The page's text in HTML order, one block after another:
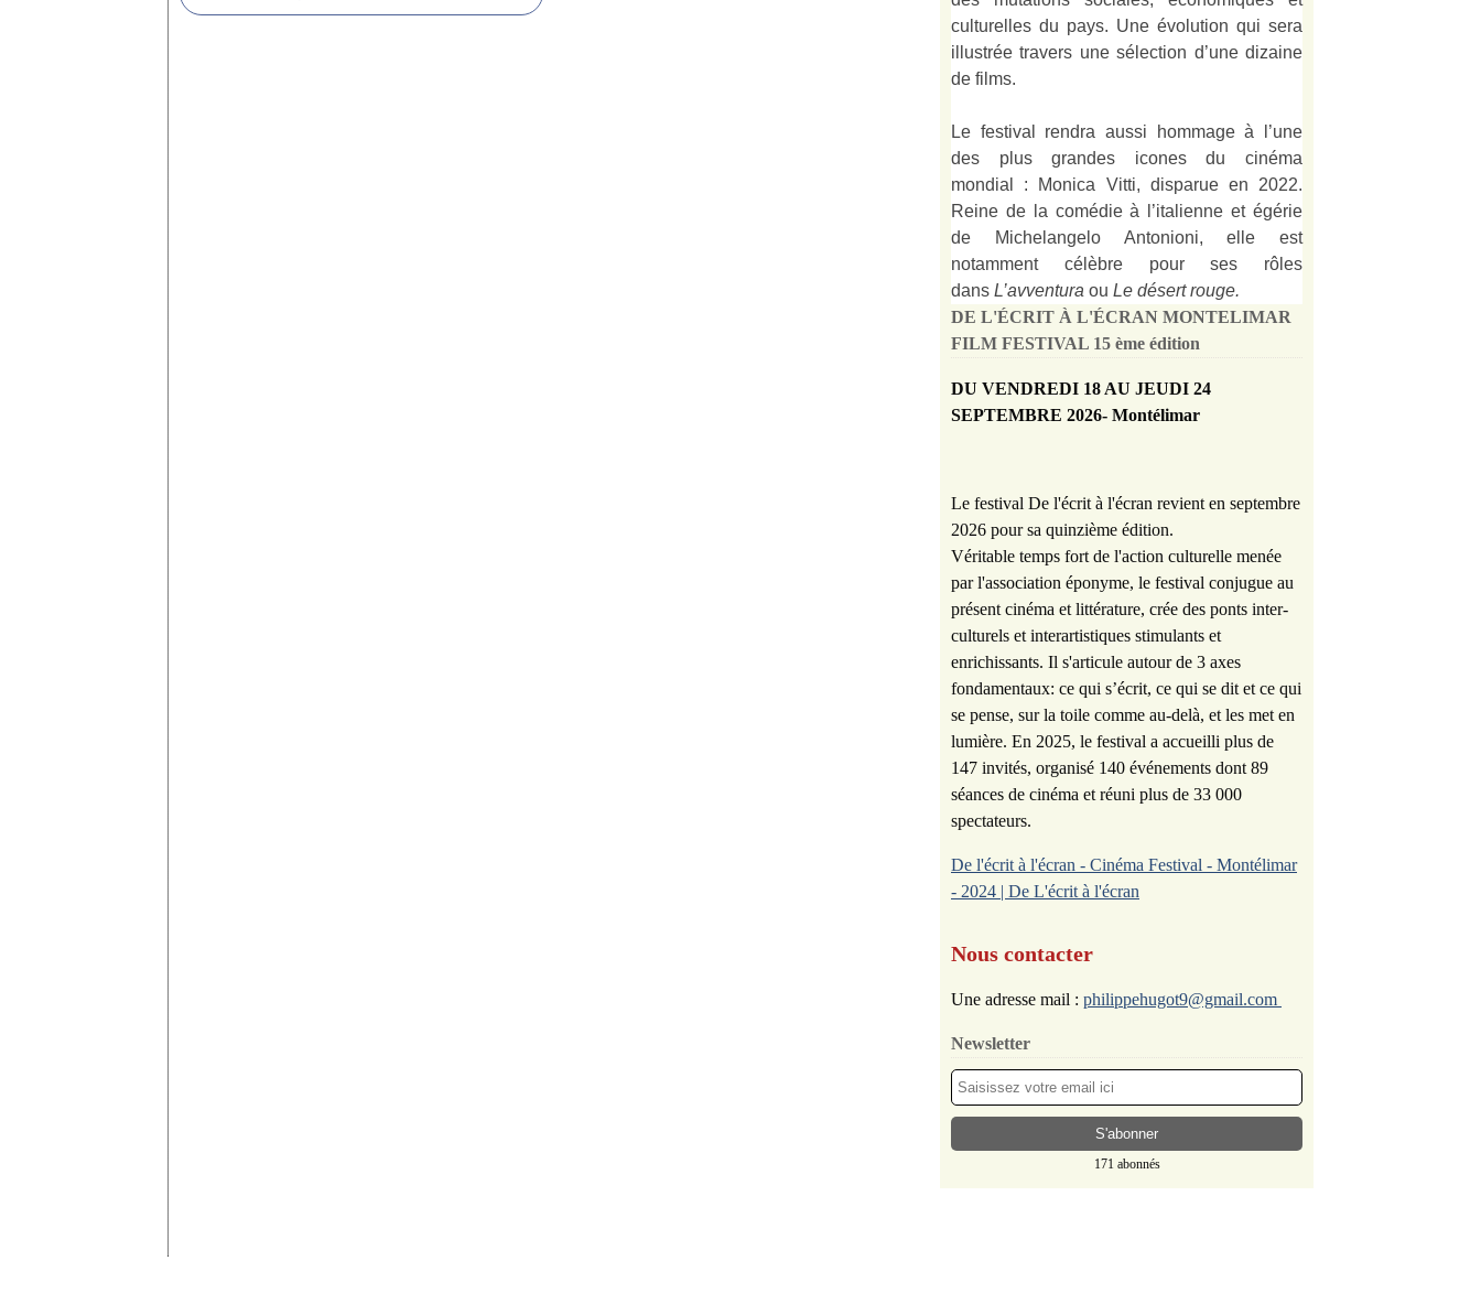
culturelles du pays. Une évolution qui sera
illustrée travers une sélection d’une dizaine
de films.
Le festival rendra aussi hommage à l’une
des plus grandes icones du cinéma
mondial : Monica Vitti, disparue en 2022.
Reine de la comédie à l’italienne et égérie
de Michelangelo Antonioni, elle est
notamment célèbre pour ses rôles
dans L’avventura ou Le désert rouge.
DE L'ÉCRIT À L'ÉCRAN MONTELIMAR
FILM FESTIVAL 15 ème édition
DU VENDREDI 18 AU JEUDI 24
SEPTEMBRE 2026- Montélimar
Le festival De l'écrit à l'écran revient en septembre
2026 pour sa quinzième édition.
Véritable temps fort de l'action culturelle menée
par l'association éponyme, le festival conjugue au
présent cinéma et littérature, crée des ponts inter-
culturels et interartistiques stimulants et
enrichissants. Il s'articule autour de 3 axes
fondamentaux: ce qui s’écrit, ce qui se dit et ce qui
se pense, sur la toile comme au-delà, et les met en
lumière. En 2025, le festival a accueilli plus de
147 invités, organisé 140 événements dont 89
séances de cinéma et réuni plus de 33 000
spectateurs.
De l'écrit à l'écran - Cinéma Festival - Montélimar
- 2024 | De L'écrit à l'écran
Nous contacter
Une adresse mail : philippehugot9@gmail.com
Newsletter
171 abonnés